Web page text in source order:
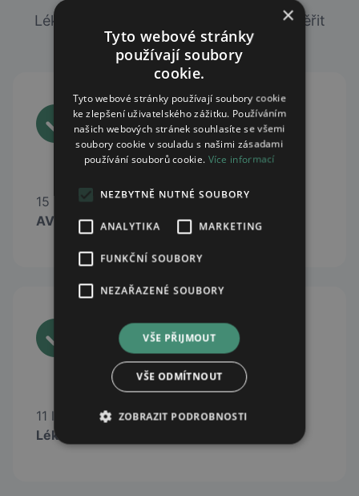
Lékárny, ve kterých si můžete online ověřit
dostupnost léků skladem.
15 lékáren lékáren sítě
AVE Lékárna
11 lékáren lékáren sítě
Lékárenský Holding
×
Tyto webové stránky
používají soubory
cookie.
Tyto webové stránky používají soubory cookie
ke zlepšení uživatelského zážitku. Používáním
našich webových stránek souhlasíte se všemi
soubory cookie v souladu s našimi zásadami
používání souborů cookie. Více informací
NEZBYTNĚ NUTNÉ SOUBORY
ANALYTIKA MARKETING
FUNKČNÍ SOUBORY
NEZAŘAZENÉ SOUBORY
VŠE PŘIJMOUT
VŠE ODMÍTNOUT
ZOBRAZIT PODROBNOSTI